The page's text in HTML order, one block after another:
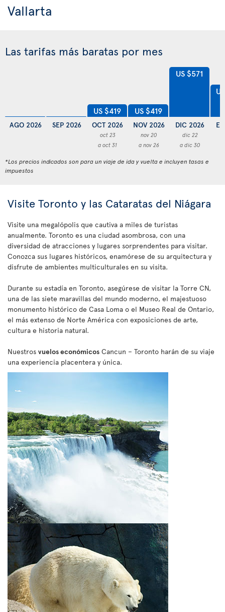
Vallarta
Las tarifas más baratas por mes
AGO 2026 SEP 2026
US $419
OCT 2026
oct 23
a oct 31
US $419
NOV 2026
nov 20
a nov 26
US $571
DIC 2026
dic 22
a dic 30
*Los precios indicados son para un viaje de ida y vuelta e incluyen tasas e
impuestos
Visite Toronto y las Cataratas del Niágara
Visite una megalópolis que cautiva a miles de turistas
anualmente. Toronto es una ciudad asombrosa, con una
diversidad de atracciones y lugares sorprendentes para visitar.
Conozca sus lugares históricos, enamórese de su arquitectura y
disfrute de ambientes multiculturales en su visita.
Durante su estadía en Toronto, asegúrese de visitar la Torre CN,
una de las siete maravillas del mundo moderno, el majestuoso
monumento histórico de Casa Loma o el Museo Real de Ontario,
el más extenso de Norte América con exposiciones de arte,
cultura e historia natural.
Nuestros vuelos económicos Cancun – Toronto harán de su viaje
una experiencia placentera y única.